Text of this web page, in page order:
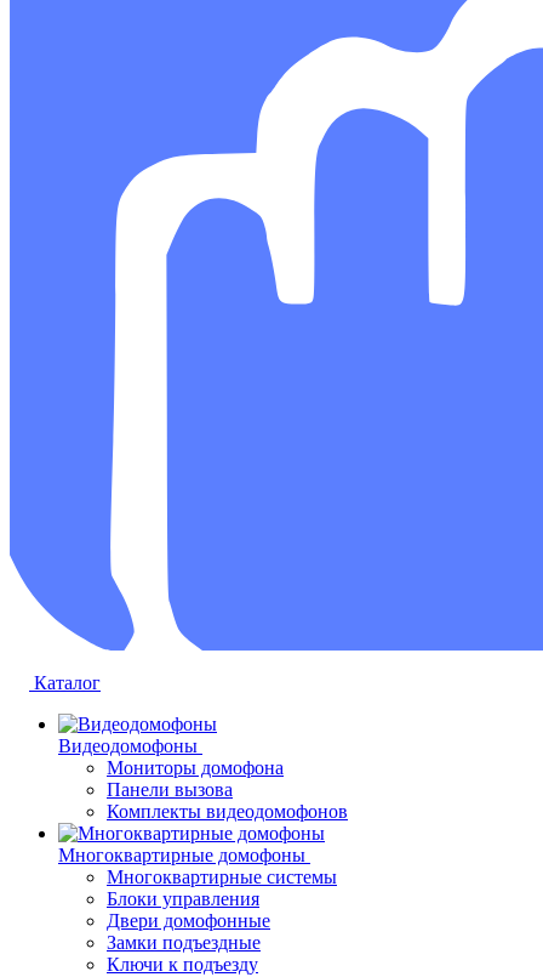
Каталог
Видеодомофоны
Мониторы домофона
Панели вызова
Комплекты видеодомофонов
Многоквартирные домофоны
Многоквартирные системы
Блоки управления
Двери домофонные
Замки подъездные
Ключи к подъезду